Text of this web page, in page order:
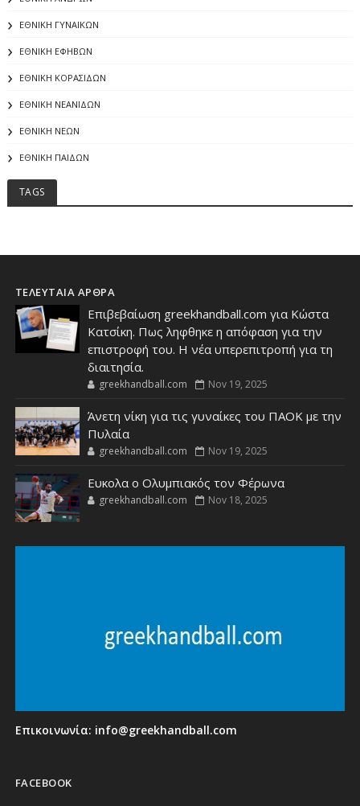
ΕΘΝΙΚΗ ΓΥΝΑΙΚΩΝ
ΕΘΝΙΚΗ ΕΦΗΒΩΝ
ΕΘΝΙΚΗ ΚΟΡΑΣΙΔΩΝ
ΕΘΝΙΚΗ ΝΕΑΝΙΔΩΝ
ΕΘΝΙΚΗ ΝΕΩΝ
ΕΘΝΙΚΗ ΠΑΙΔΩΝ
TAGS
ΤΕΛΕΥΤΑΙΑ ΑΡΘΡΑ
Επιβεβαίωση greekhandball.com για Κώστα
Κατσίκη. Πως ληφθηκε η απόφαση για την
επιστροφή του. Η νέα υπερεπιτροπή για τη
διαιτησία.
greekhandball.com Nov 19, 2025
Άνετη νίκη για τις γυναίκες του ΠΑΟΚ με την
Πυλαία
greekhandball.com Nov 19, 2025
Ευκολα ο Ολυμπιακός τον Φέρωνα
greekhandball.com Nov 18, 2025
Επικοινωνία: info@greekhandball.com
FACEBOOK